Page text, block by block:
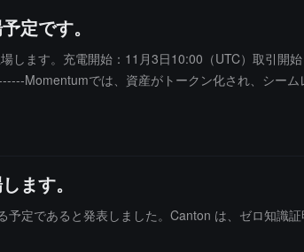
定です。
ます。充電開始：11月3日10:00（UTC）取引開
Momentumでは、資産がトークン化され、シー
ます。
であると発表しました。Canton は、ゼロ知識証